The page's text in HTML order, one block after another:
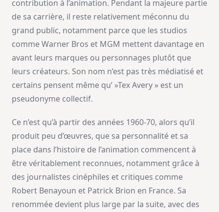
contribution à l’animation. Pendant la majeure partie
de sa carrière, il reste relativement méconnu du
grand public, notamment parce que les studios
comme Warner Bros et MGM mettent davantage en
avant leurs marques ou personnages plutôt que
leurs créateurs. Son nom n’est pas très médiatisé et
certains pensent même qu’ »Tex Avery » est un
pseudonyme collectif.
Ce n’est qu’à partir des années 1960-70, alors qu’il
produit peu d’œuvres, que sa personnalité et sa
place dans l’histoire de l’animation commencent à
être véritablement reconnues, notamment grâce à
des journalistes cinéphiles et critiques comme
Robert Benayoun et Patrick Brion en France. Sa
renommée devient plus large par la suite, avec des